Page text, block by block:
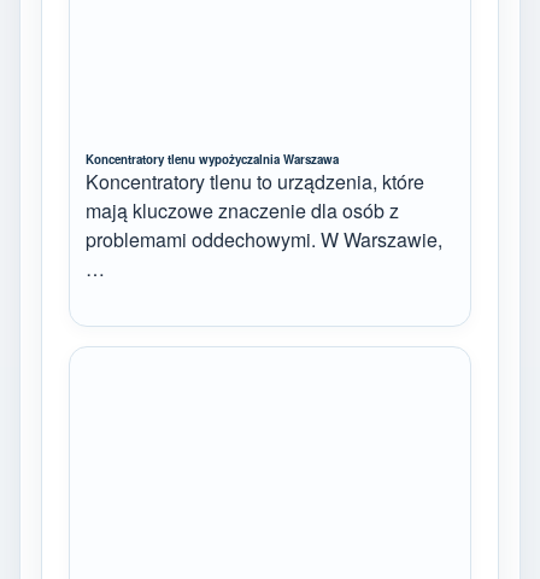
Koncentratory tlenu wypożyczalnia Warszawa
Koncentratory tlenu to urządzenia, które
mają kluczowe znaczenie dla osób z
problemami oddechowymi. W Warszawie,
…